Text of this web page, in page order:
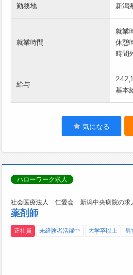
勤務地 新潟
就業時間
就業
休憩
時間
給与
基本
気になる
ハローワーク求人
社会医療法人 仁愛会 新潟中央病院の求
薬剤師
正社員 未経験者活躍中 大学卒以上 男